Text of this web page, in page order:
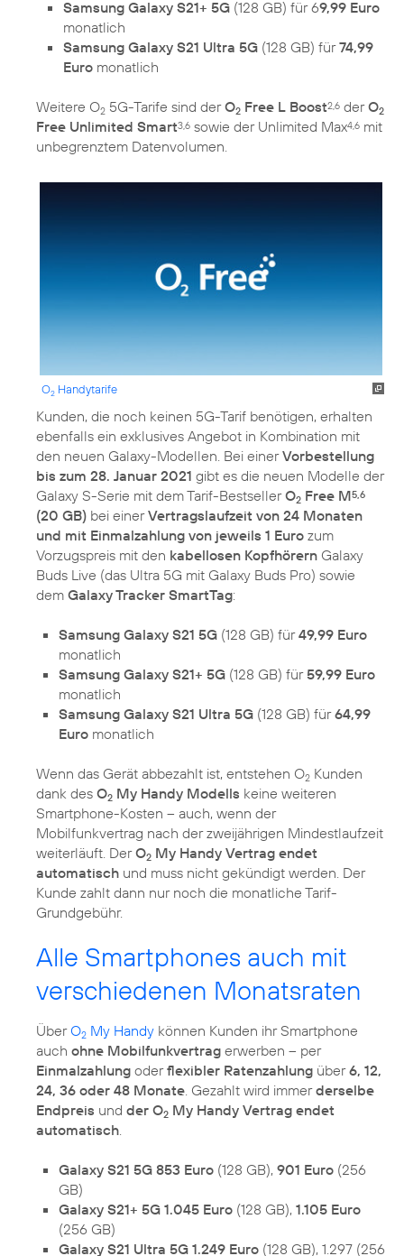
Samsung Galaxy S21+ 5G (128 GB) für 69,99 Euro
monatlich
Samsung Galaxy S21 Ultra 5G (128 GB) für74,99
Euro monatlich
Weitere O2 5G-Tarife sind derO2 Free L Boost2,6 derO2
Free Unlimited Smart3,6 sowie der Unlimited Max4,6 mit
unbegrenztem Datenvolumen.
O2 Handytarife
Kunden, die noch keinen 5G-Tarif benötigen, erhalten
ebenfalls ein exklusives Angebot in Kombination mit
den neuen Galaxy-Modellen. Bei einerVorbestellung
bis zum 28. Januar 2021 gibt es die neuen Modelle der
Galaxy S-Serie mit dem Tarif-BestsellerO2 Free M5,6
(20 GB) bei einerVertragslaufzeit von 24 Monaten
und mit Einmalzahlung von jeweils 1 Euro zum
Vorzugspreis mit den kabellosen Kopfhörern Galaxy
Buds Live (das Ultra 5G mit Galaxy Buds Pro) sowie
dem Galaxy Tracker SmartTag:
Samsung Galaxy S21 5G (128 GB) für49,99 Euro
monatlich
Samsung Galaxy S21+ 5G (128 GB) für59,99 Euro
monatlich
Samsung Galaxy S21 Ultra 5G (128 GB) für64,99
Euro monatlich
Wenn das Gerät abbezahlt ist, entstehen O2 Kunden
dank des O2 My Handy Modells keine weiteren
Smartphone-Kosten – auch, wenn der
Mobilfunkvertrag nach der zweijährigen Mindestlaufzeit
weiterläuft. DerO2 My Handy Vertrag endet
automatisch und muss nicht gekündigt werden. Der
Kunde zahlt dann nur noch die monatliche Tarif-
Grundgebühr.
Alle Smartphones auch mit
verschiedenen Monatsraten
ÜberO2 My Handy können Kunden ihr Smartphone
auch ohne Mobilfunkvertrag erwerben – per
Einmalzahlung oderflexibler Ratenzahlung über6, 12,
24, 36 oder 48 Monate. Gezahlt wird immerderselbe
Endpreis und der O2 My Handy Vertrag endet
automatisch.
Galaxy S21 5G 853 Euro (128 GB), 901 Euro (256
GB)
Galaxy S21+ 5G 1.045 Euro (128 GB), 1.105 Euro
(256 GB)
Galaxy S21 Ultra 5G 1.249 Euro (128 GB), 1.297 (256